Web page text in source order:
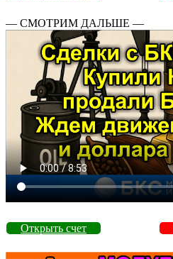
— СМОТРИМ ДАЛЬШЕ —
Открыть счет